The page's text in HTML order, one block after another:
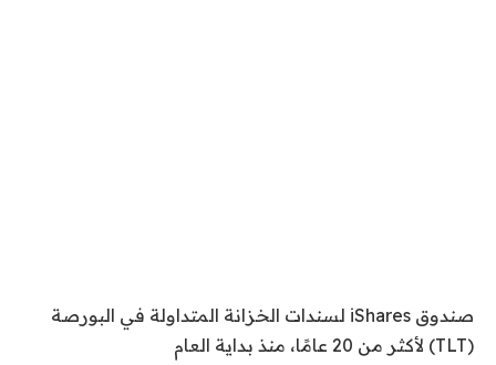
صندوق iShares لسندات الخزانة المتداولة في البورصة
(TLT) لأكثر من 20 عامًا، منذ بداية العام